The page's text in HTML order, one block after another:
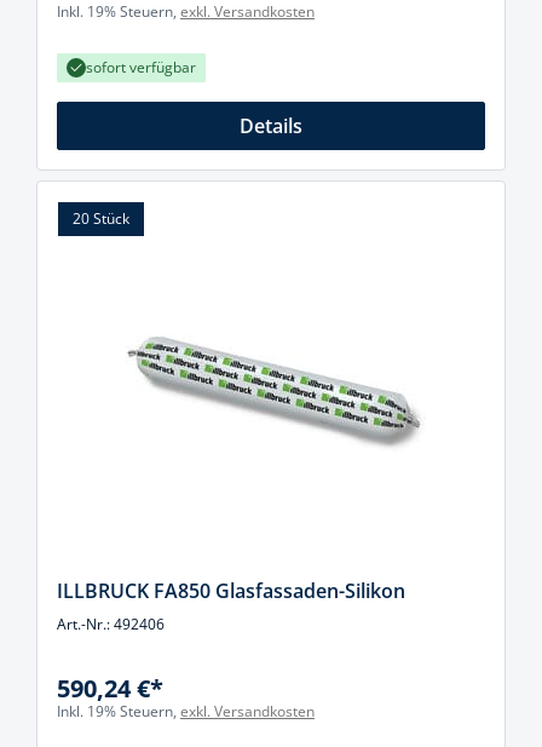
Inkl. 19% Steuern, exkl. Versandkosten
sofort verfügbar
Details
20 Stück
ILLBRUCK FA850 Glasfassaden-Silikon
Art.-Nr.: 492406
590,24 €*
Inkl. 19% Steuern, exkl. Versandkosten